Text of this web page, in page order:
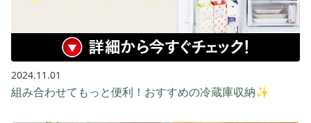
2024.11.01
組み合わせてもっと便利！おすすめの冷蔵庫収納✨